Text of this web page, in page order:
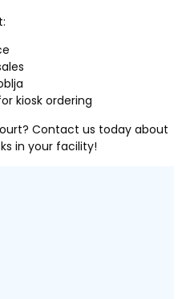
:
kiosk ordering
? Contact us today about
in your facility!